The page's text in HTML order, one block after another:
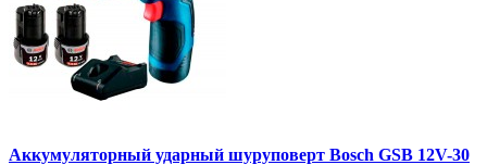
Аккумуляторный ударный шуруповерт Bosch GSB 12V-30